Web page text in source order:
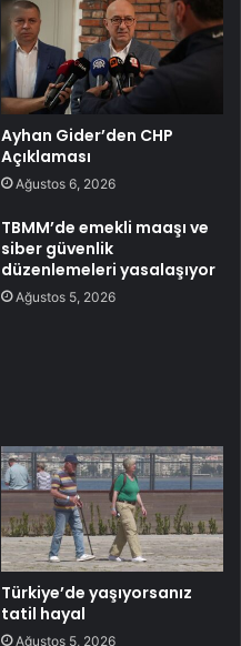
Ayhan Gider’den CHP
Açıklaması
Ağustos 6, 2026
TBMM’de emekli maaşı ve
siber güvenlik
düzenlemeleri yasalaşıyor
Ağustos 5, 2026
Türkiye’de yaşıyorsanız
tatil hayal
Ağustos 5, 2026